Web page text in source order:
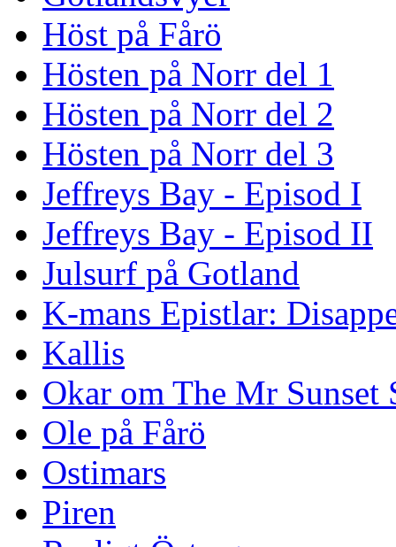
Höst på Fårö
Hösten på Norr del 1
Hösten på Norr del 2
Hösten på Norr del 3
Jeffreys Bay - Episod I
Jeffreys Bay - Episod II
Julsurf på Gotland
K-mans Epistlar:
Kallis
Okar om The Mr Sunset
Ole på Fårö
Ostimars
Piren